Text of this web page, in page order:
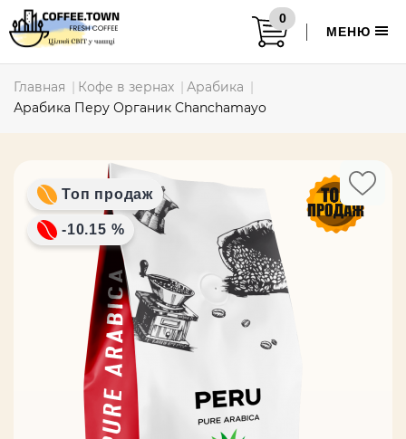
0
МЕНЮ
Главная Кофе в зернах
Арабика
Арабика Перу Органик Chanchamayo
Топ продаж
-10.15 %